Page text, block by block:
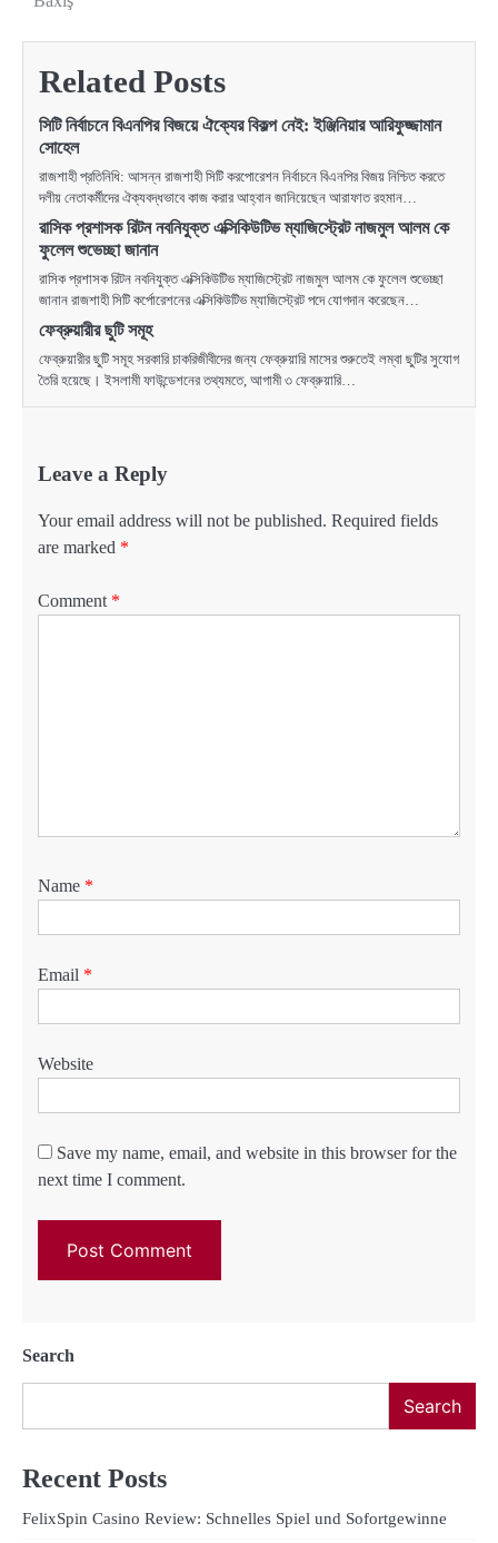
Related Posts
সিটি নির্বাচনে বিএনপির বিজয়ে ঐক্যের বিকল্প নেই: ইঞ্জিনিয়ার আরিফুজ্জামান
সোহেল
রাজশাহী প্রতিনিধি: আসন্ন রাজশাহী সিটি করপোরেশন নির্বাচনে বিএনপির বিজয় নিশ্চিত করতে
দলীয় নেতাকর্মীদের ঐক্যবদ্ধভাবে কাজ করার আহ্বান জানিয়েছেন আরাফাত রহমান…
রাসিক প্রশাসক রিটন নবনিযুক্ত এক্সিকিউটিভ ম্যাজিস্ট্রেট নাজমুল আলম কে
ফুলেল শুভেচ্ছা জানান
রাসিক প্রশাসক রিটন নবনিযুক্ত এক্সিকিউটিভ ম্যাজিস্ট্রেট নাজমুল আলম কে ফুলেল শুভেচ্ছা
জানান রাজশাহী সিটি কর্পোরেশনের এক্সিকিউটিভ ম্যাজিস্ট্রেট পদে যোগদান করেছেন…
ফেব্রুয়ারীর ছুটি সমূহ
ফেব্রুয়ারীর ছুটি সমূহ সরকারি চাকরিজীবীদের জন্য ফেব্রুয়ারি মাসের শুরুতেই লম্বা ছুটির সুযোগ
তৈরি হয়েছে। ইসলামী ফাউন্ডেশনের তথ্যমতে, আগামী ৩ ফেব্রুয়ারি…
Leave a Reply
Your email address will not be published. Required fields
are marked *
Comment *
Name *
Email *
Website
Save my name, email, and website in this browser for the
next time I comment.
Search
Search
Recent Posts
FelixSpin Casino Review: Schnelles Spiel und Sofortgewinne